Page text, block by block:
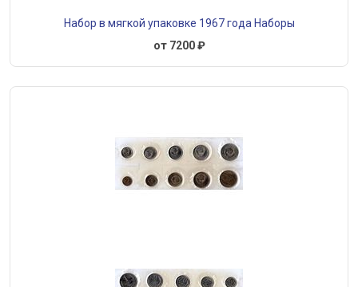
Набор в мягкой упаковке 1967 года Наборы
от 7200 ₽